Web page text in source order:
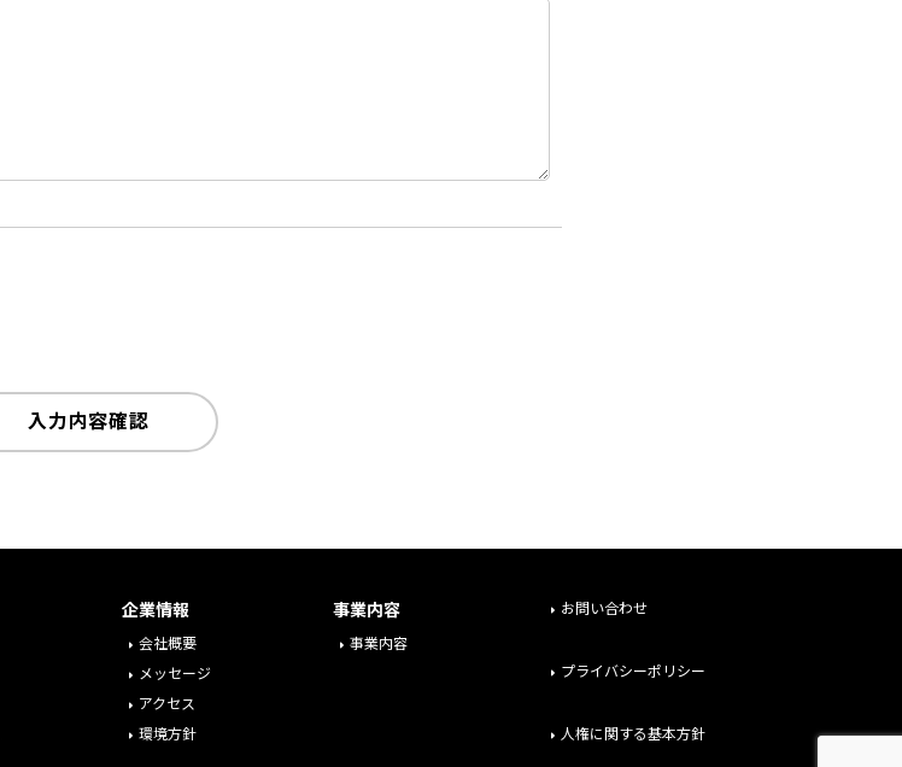
入力内容確認
企業情報
会社概要
メッセージ
アクセス
環境方針
事業内容
事業内容
お問い合わせ
プライバシーポリシー
人権に関する基本方針